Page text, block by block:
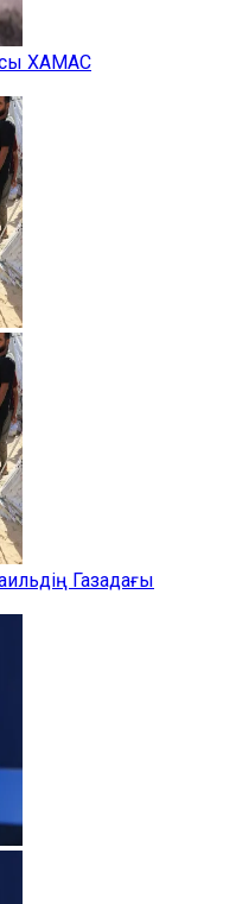
ХАМАС
Газадағы